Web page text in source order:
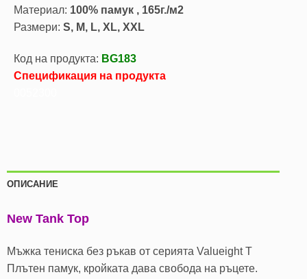
Материал: 100% памук , 165г./м2
Размери: S, M, L, XL, XXL
Код на продукта: BG183
Спецификация на продукта
ОПИСАНИЕ
New Tank Top
Мъжка тениска без ръкав от серията Valueight T
Плътен памук, кройката дава свобода на ръцете.